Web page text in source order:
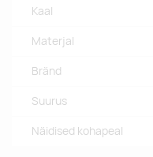
Kaal
Materjal
Bränd
Suurus
Näidised kohapeal